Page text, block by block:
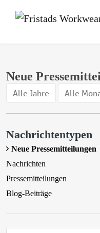
Neue
Alle Jahre Alle
Nachrichtentypen
Neue Pressemitteilungen
Nachrichten
Pressemitteilungen
Blog-Beiträge